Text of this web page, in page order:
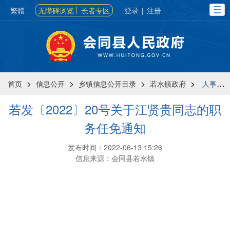
繁體 无障碍浏览 长者专区 登录 | 注册
首页 > 信息公开 > 乡镇信息公开目录 > 若水镇政府 > 人事信息
若发〔2022〕20号关于江贤贵同志的职
务任免通知
发布时间：2022-06-13 15:26
信息来源：会同县若水镇